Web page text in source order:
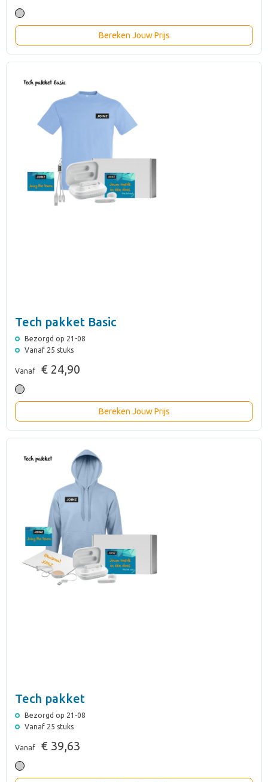
Bereken Jouw Prijs
Tech pakket Basic
Bezorgd op 21-08
Vanaf 25 stuks
Vanaf € 24,90
Bereken Jouw Prijs
Tech pakket
Bezorgd op 21-08
Vanaf 25 stuks
Vanaf € 39,63